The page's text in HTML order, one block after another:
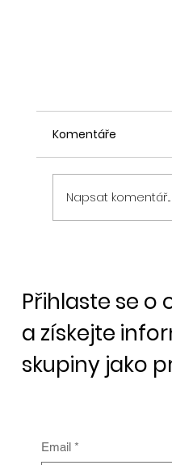
Komentáře
Napsat komentář...
Přihlaste se o
a získejte
skupiny jako
Email *